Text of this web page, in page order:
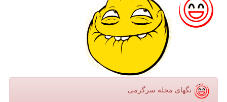
تگهای مجله سرگرمی